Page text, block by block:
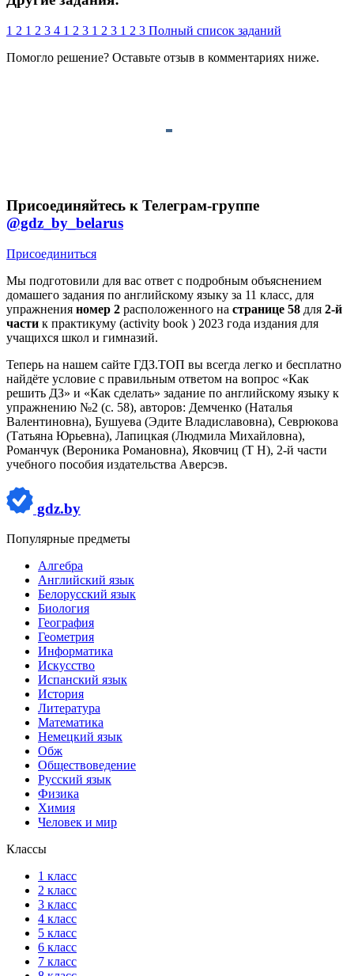
1 2 1 2 3 4 1 2 3 1 2 3 1 2 3 Полный список заданий
Помогло решение? Оставьте отзыв в комментариях ниже.
Присоединяйтесь к Телеграм-группе
@gdz_by_belarus
Присоединиться
Мы подготовили для вас ответ c подробным объяснением
домашего задания по английскому языку за 11 класс, для
упражнения номер 2 расположенного на странице 58 для 2-й
части к практикуму (activity book ) 2023 года издания для
учащихся школ и гимназий.
Теперь на нашем сайте ГДЗ.ТОП вы всегда легко и бесплатно
найдёте условие с правильным ответом на вопрос «Как
решить ДЗ» и «Как сделать» задание по английскому языку к
упражнению №2 (с. 58), авторов: Демченко (Наталья
Валентиновна), Бушуева (Эдите Владиславовна), Севрюкова
(Татьяна Юрьевна), Лапицкая (Людмила Михайловна),
Романчук (Вероника Романовна), Яковчиц (Т Н), 2-й части
учебного пособия издательства Аверсэв.
gdz.by
Популярные предметы
Алгебра
Английский язык
Белорусский язык
Биология
География
Геометрия
Информатика
Искусство
Испанский язык
История
Литература
Математика
Немецкий язык
Обж
Обществоведение
Русский язык
Физика
Химия
Человек и мир
Классы
1 класс
2 класс
3 класс
4 класс
5 класс
6 класс
7 класс